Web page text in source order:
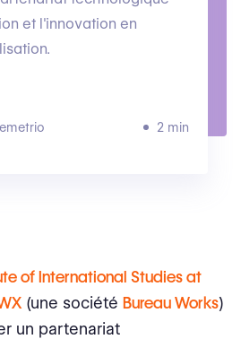
et l'innovation en
2 min
of International Studies at
(une société Bureau Works)
un partenariat